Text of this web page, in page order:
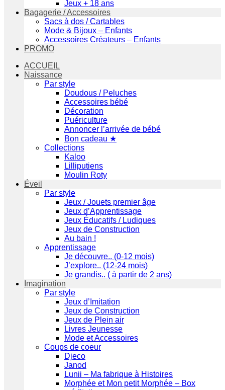
Jeux + 18 ans
Bagagerie / Accessoires
Sacs à dos / Cartables
Mode & Bijoux – Enfants
Accessoires Créateurs – Enfants
PROMO
ACCUEIL
Naissance
Par style
Doudous / Peluches
Accessoires bébé
Décoration
Puériculture
Annoncer l’arrivée de bébé
Bon cadeau ★
Collections
Kaloo
Lilliputiens
Moulin Roty
Éveil
Par style
Jeux / Jouets premier âge
Jeux d’Apprentissage
Jeux Éducatifs / Ludiques
Jeux de Construction
Au bain !
Apprentissage
Je découvre.. (0-12 mois)
J’explore.. (12-24 mois)
Je grandis.. ( à partir de 2 ans)
Imagination
Par style
Jeux d’Imitation
Jeux de Construction
Jeux de Plein air
Livres Jeunesse
Mode et Accessoires
Coups de coeur
Djeco
Janod
Lunii – Ma fabrique à Histoires
Morphée et Mon petit Morphée – Box